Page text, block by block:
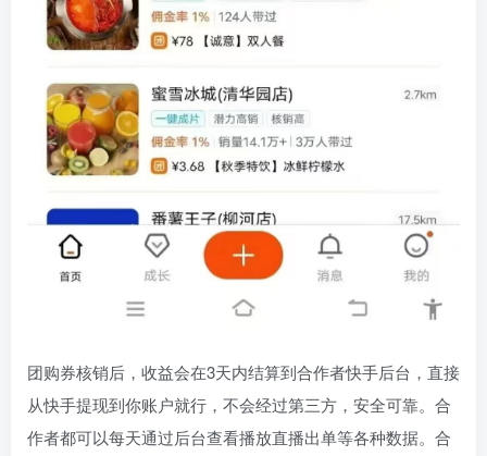
团购券核销后，收益会在3天内结算到合作者快手后台，直接
从快手提现到你账户就行，不会经过第三方，安全可靠。合
作者都可以每天通过后台查看播放直播出单等各种数据。合